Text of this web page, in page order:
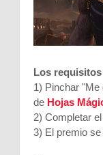
Los
1) Pinchar "Me
de Hojas
2) Completar
3) El premio